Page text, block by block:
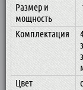
Размер и
мощность
Комплектация
Цвет